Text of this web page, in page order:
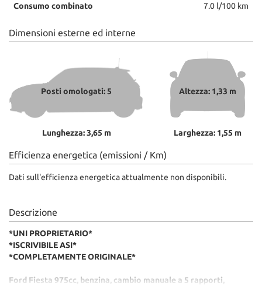
Consumo combinato 7.0 l/100 km
Dimensioni esterne ed interne
Posti omologati: 5
Lunghezza: 3,65 m
Altezza: 1,33 m
Larghezza: 1,55 m
Efficienza energetica (emissioni / Km)
Dati sull'efficienza energetica attualmente non disponibili.
Descrizione
*UNI PROPRIETARIO*
*ISCRIVIBILE ASI*
*COMPLETAMENTE ORIGINALE*
Ford Fiesta 975cc, benzina, cambio manuale a 5 rapporti,